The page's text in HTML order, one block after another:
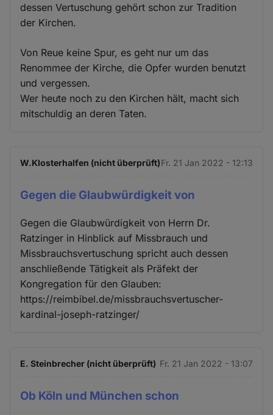
dessen Vertuschung gehört schon zur Tradition
der Kirchen.
Von Reue keine Spur, es geht nur um das
Renommee der Kirche, die Opfer wurden benutzt
und vergessen.
Wer heute noch zu den Kirchen hält, macht sich
mitschuldig an deren Taten.
W.Klosterhalfen (nicht überprüft)Fr. 21 Jan 2022 - 12:13
Gegen die Glaubwürdigkeit von
Gegen die Glaubwürdigkeit von Herrn Dr.
Ratzinger in Hinblick auf Missbrauch und
Missbrauchsvertuschung spricht auch dessen
anschließende Tätigkeit als Präfekt der
Kongregation für den Glauben:
https://reimbibel.de/missbrauchsvertuscher-
kardinal-joseph-ratzinger/
E. Steinbrecher (nicht überprüft) Fr. 21 Jan 2022 - 13:07
Ob Köln und München schon